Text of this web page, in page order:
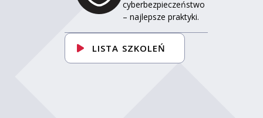
cyberbezpieczeństwo
– najlepsze praktyki.
LISTA SZKOLEŃ